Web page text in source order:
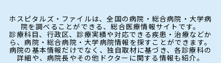
ホスピタルズ・ファイルは、全国の病院・総合病院・大学病
院を調べることができる、総合医療情報サイトです。
診療科目、行政区、診療実績や対応できる疾患・治療などか
ら、病院・総合病院・大学病院情報を探すことができます。
病院の基本情報だけでなく、独自取材に基づき、各診療科の
詳細や、病院長やその他ドクターに関する情報も紹介。